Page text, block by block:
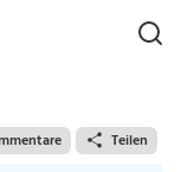
Teilen